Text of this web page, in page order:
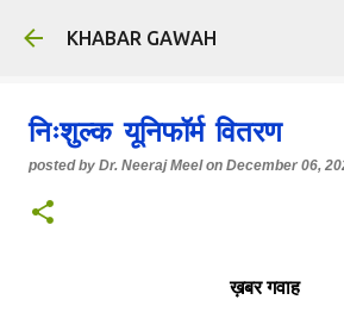
Skip to main content
KHABAR GAWAH
निःशुल्क यूनिफॉर्म वितरण
posted by Dr. Neeraj Meel on December 06,
ख़बर गवाह